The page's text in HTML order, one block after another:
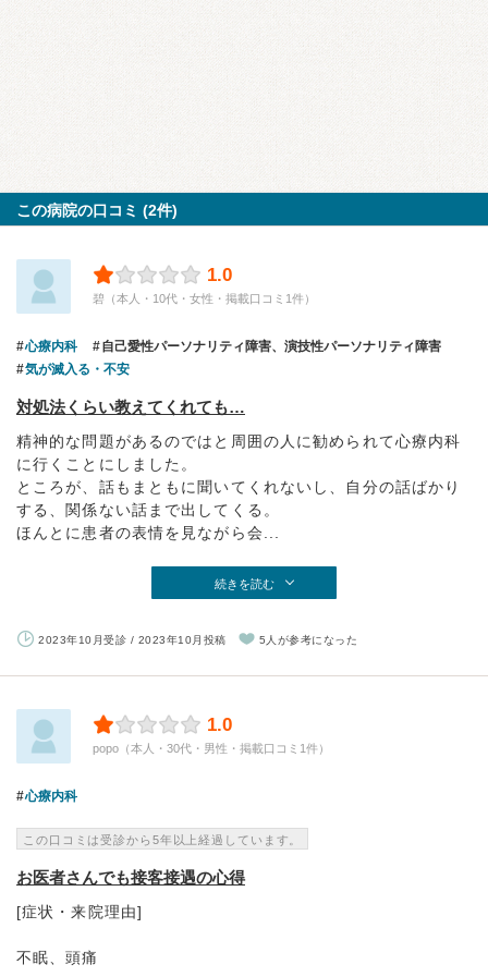
この病院の口コミ (2件)
1.0
碧（本人・10代・女性・掲載口コミ1件）
心療内科
自己愛性パーソナリティ障害、演技性パーソナリティ障害
気が滅入る・不安
対処法くらい教えてくれても…
精神的な問題があるのではと周囲の人に勧められて心療内科
に行くことにしました。
ところが、話もまともに聞いてくれないし、自分の話ばかり
する、関係ない話まで出してくる。
ほんとに患者の表情を見ながら会...
続きを読む
2023年10月受診 / 2023年10月投稿 5人が参考になった
1.0
popo（本人・30代・男性・掲載口コミ1件）
心療内科
この口コミは受診から5年以上経過しています。
お医者さんでも接客接遇の心得
[症状・来院理由]
不眠、頭痛